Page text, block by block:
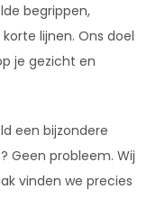
begrippen,
lijnen. Ons doel
je gezicht en
een bijzondere
Geen probleem. Wij
vinden we precies